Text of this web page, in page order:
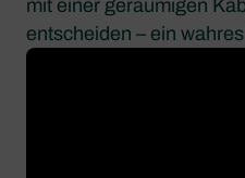
mit einer geräumigen
entscheiden – ein